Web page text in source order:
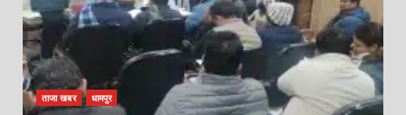
ताजा खबर धामपुर